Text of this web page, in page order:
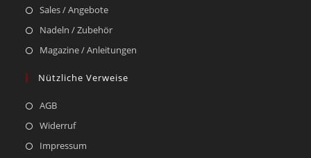
Sales / Angebote
Nadeln / Zubehör
Magazine / Anleitungen
Nützliche Verweise
AGB
Widerruf
Impressum